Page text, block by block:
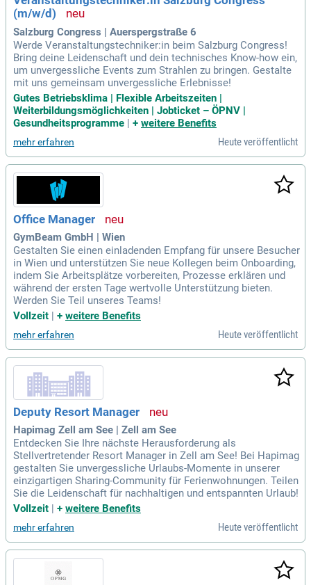
(m/w/d)
Salzburg Congress | Auerspergstraße 6
Werde Veranstaltungstechniker:in beim Salzburg Congress!
Bring deine Leidenschaft und dein technisches Know-how ein,
um unvergessliche Events zum Strahlen zu bringen. Gestalte
mit uns gemeinsam unvergessliche Erlebnisse!
Gutes Betriebsklima | Flexible Arbeitszeiten |
Weiterbildungsmöglichkeiten | Jobticket – ÖPNV |
Gesundheitsprogramme | + weitere Benefits
mehr erfahren Heute veröffentlicht
Office Manager
GymBeam GmbH | Wien
Gestalten Sie einen einladenden Empfang für unsere Besucher
in Wien und unterstützen Sie neue Kollegen beim Onboarding,
indem Sie Arbeitsplätze vorbereiten, Prozesse erklären und
während der ersten Tage wertvolle Unterstützung bieten.
Werden Sie Teil unseres Teams!
Vollzeit | + weitere Benefits
mehr erfahren Heute veröffentlicht
Deputy Resort Manager
Hapimag Zell am See | Zell am See
Entdecken Sie Ihre nächste Herausforderung als
Stellvertretender Resort Manager in Zell am See! Bei Hapimag
gestalten Sie unvergessliche Urlaubs-Momente in unserer
einzigartigen Sharing-Community für Ferienwohnungen. Teilen
Sie die Leidenschaft für nachhaltigen und entspannten Urlaub!
Vollzeit
+ weitere Benefits
mehr erfahren Heute veröffentlicht